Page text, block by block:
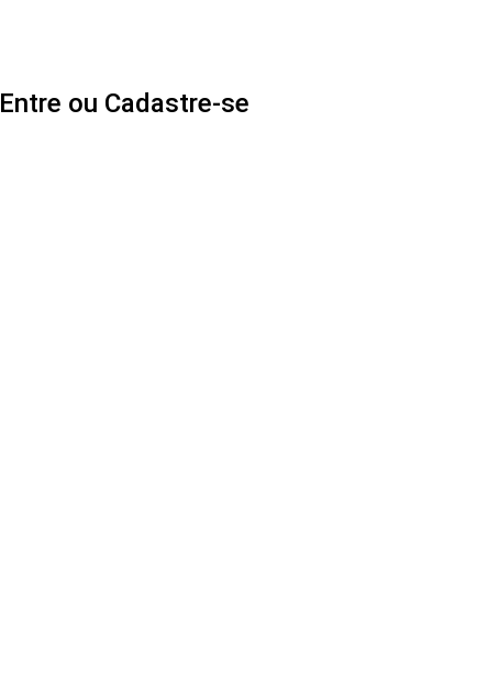
Entre ou Cadastre-se